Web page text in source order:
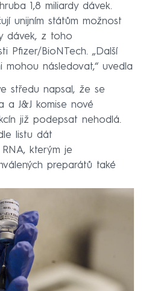
1,8 miliardy dávek.
unijním státům možnost
dávek, z toho
Pfizer/BioNTech. „Další
mohou následovat,“ uvedla
středu napsal, že se
a J&J komise nové
již podepsat nehodlá.
listu dát
kterým je
preparátů také